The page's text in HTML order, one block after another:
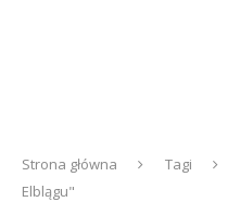
Strona główna Tagi
Elblągu"